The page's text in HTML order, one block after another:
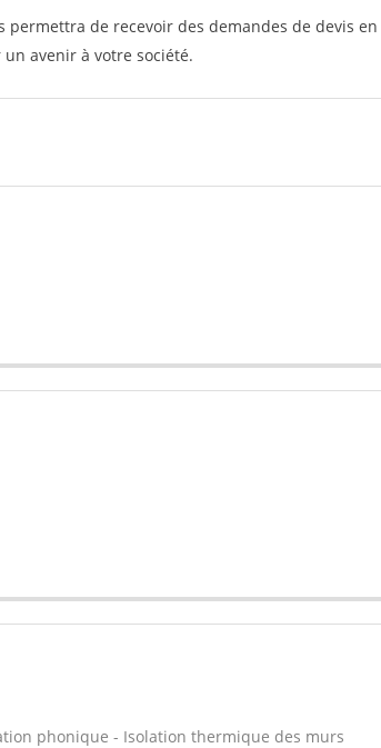
de recevoir des demandes de devis en
avenir à votre société.
phonique - Isolation thermique des murs